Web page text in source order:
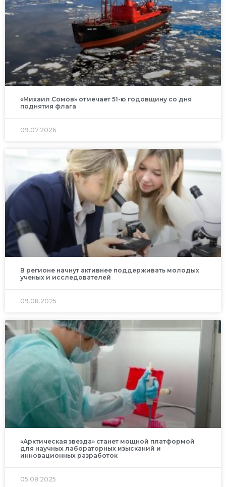
«Михаил Сомов» отмечает 51-ю годовщину со дня
поднятия флага
09.07.2026
В регионе начнут активнее поддерживать молодых
ученых и исследователей
09.08.2025
«Арктическая звезда» станет мощной платформой
для научных лабораторных изысканий и
инновационных разработок
05.08.2025